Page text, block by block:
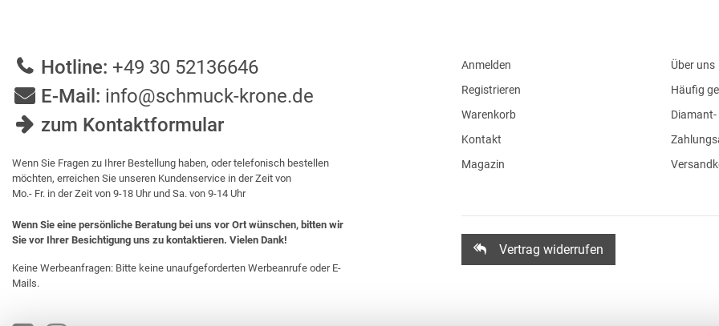
Hotline: +49 30 52136646
E-Mail: info@schmuck-krone.de
zum Kontaktformular
Wenn Sie Fragen zu Ihrer Bestellung haben, oder telefonisch bestellen
möchten, erreichen Sie unseren Kundenservice in der Zeit von
Mo.- Fr. in der Zeit von 9-18 Uhr und Sa. von 9-14 Uhr
Wenn Sie eine persönliche Beratung bei uns vor Ort wünschen, bitten wir
Sie vor Ihrer Besichtigung uns zu kontaktieren. Vielen Dank!
Keine Werbeanfragen: Bitte keine unaufgeforderten Werbeanrufe oder E-
Mails.
Anmelden
Registrieren
Warenkorb
Kontakt
Magazin
Über uns
Häufig
Vertrag widerrufen